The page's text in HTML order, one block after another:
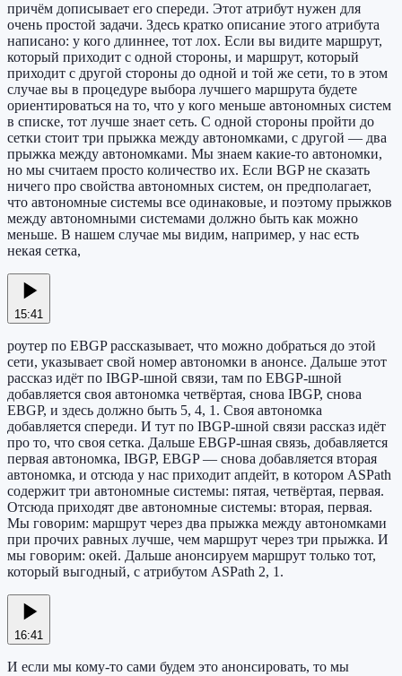
причём дописывает его спереди. Этот атрибут нужен для
очень простой задачи. Здесь кратко описание этого атрибута
написано: у кого длиннее, тот лох. Если вы видите маршрут,
который приходит с одной стороны, и маршрут, который
приходит с другой стороны до одной и той же сети, то в этом
случае вы в процедуре выбора лучшего маршрута будете
ориентироваться на то, что у кого меньше автономных систем
в списке, тот лучше знает сеть. С одной стороны пройти до
сетки стоит три прыжка между автономками, с другой — два
прыжка между автономками. Мы знаем какие-то автономки,
но мы считаем просто количество их. Если BGP не сказать
ничего про свойства автономных систем, он предполагает,
что автономные системы все одинаковые, и поэтому прыжков
между автономными системами должно быть как можно
меньше. В нашем случае мы видим, например, у нас есть
некая сетка,
15:41
роутер по EBGP рассказывает, что можно добраться до этой
сети, указывает свой номер автономки в анонсе. Дальше этот
рассказ идёт по IBGP-шной связи, там по EBGP-шной
добавляется своя автономка четвёртая, снова IBGP, снова
EBGP, и здесь должно быть 5, 4, 1. Своя автономка
добавляется спереди. И тут по IBGP-шной связи рассказ идёт
про то, что своя сетка. Дальше EBGP-шная связь, добавляется
первая автономка, IBGP, EBGP — снова добавляется вторая
автономка, и отсюда у нас приходит апдейт, в котором ASPath
содержит три автономные системы: пятая, четвёртая, первая.
Отсюда приходят две автономные системы: вторая, первая.
Мы говорим: маршрут через два прыжка между автономками
при прочих равных лучше, чем маршрут через три прыжка. И
мы говорим: окей. Дальше анонсируем маршрут только тот,
который выгодный, с атрибутом ASPath 2, 1.
16:41
И если мы кому-то сами будем это анонсировать, то мы